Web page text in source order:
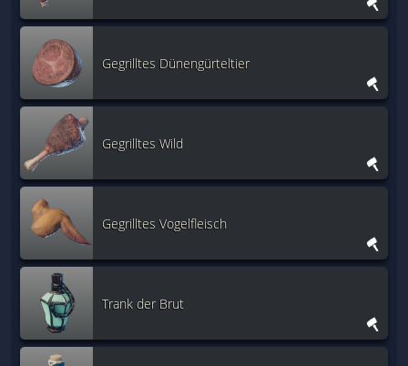
Gegrilltes Dünengürteltier
Gegrilltes Wild
Gegrilltes Vogelfleisch
Trank der Brut